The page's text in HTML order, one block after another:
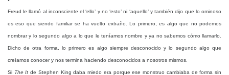
Freud le llamó al inconsciente el ‘ello’ y no ‘esto’ ni ‘aquello’ y también dijo que lo ominoso
es eso que siendo familiar se ha vuelto extraño. Lo primero, es algo que no podemos
nombrar y lo segundo algo a lo que le teníamos nombre y ya no sabemos cómo llamarlo.
Dicho de otra forma, lo primero es algo siempre desconocido y lo segundo algo que
creíamos conocer y nos termina haciendo desconocidos a nosotros mismos.
Si The It de Stephen King daba miedo era porque ese monstruo cambiaba de forma sin